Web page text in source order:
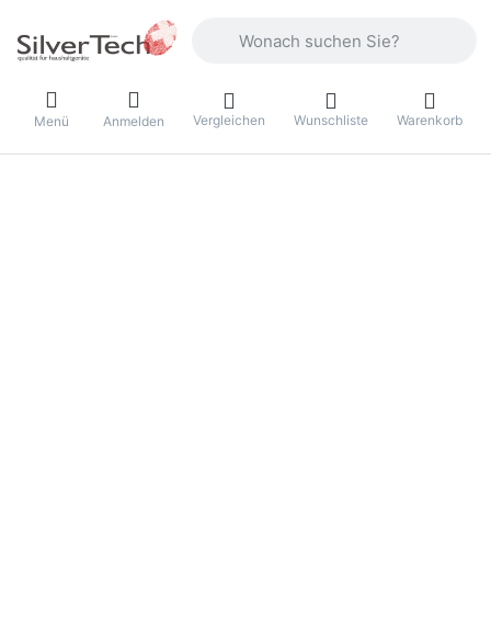
Menü Anmelden Vergleichen Wunschliste Warenkorb